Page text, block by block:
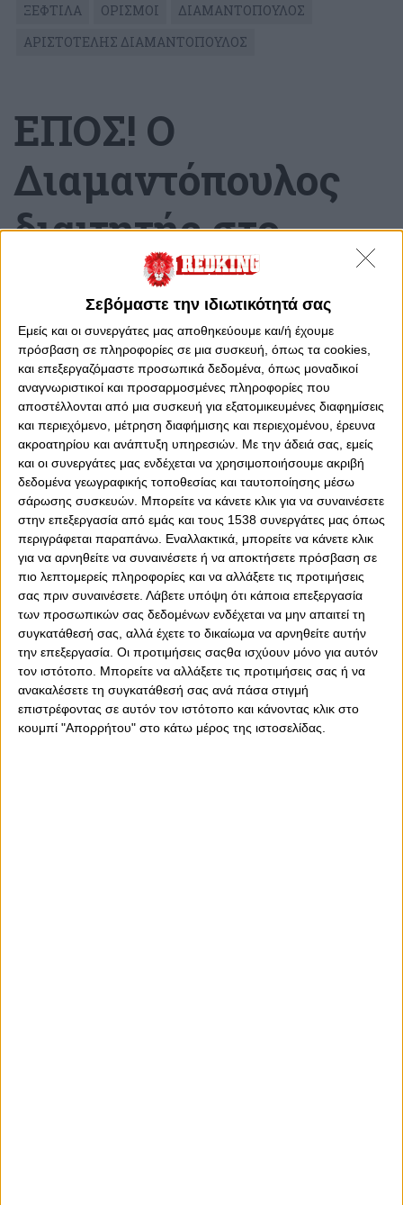
Σεβόμαστε την ιδιωτικότητά σας
Εμείς και οι συνεργάτες μας αποθηκεύουμε και/ή έχουμε
πρόσβαση σε πληροφορίες σε μια συσκευή, όπως τα cookies,
και επεξεργαζόμαστε προσωπικά δεδομένα, όπως μοναδικοί
αναγνωριστικοί και προσαρμοσμένες πληροφορίες που
αποστέλλονται από μια συσκευή για εξατομικευμένες διαφημίσεις
και περιεχόμενο, μέτρηση διαφήμισης και περιεχομένου, έρευνα
ακροατηρίου και ανάπτυξη υπηρεσιών. Με την άδειά σας, εμείς
και οι συνεργάτες μας ενδέχεται να χρησιμοποιήσουμε ακριβή
δεδομένα γεωγραφικής τοποθεσίας και ταυτοποίησης μέσω
σάρωσης συσκευών. Μπορείτε να κάνετε κλικ για να συναινέσετε
στην επεξεργασία από εμάς και τους 1538 συνεργάτες μας όπως
περιγράφεται παραπάνω. Εναλλακτικά, μπορείτε να κάνετε κλικ
για να αρνηθείτε να συναινέσετε ή να αποκτήσετε πρόσβαση σε
πιο λεπτομερείς πληροφορίες και να αλλάξετε τις προτιμήσεις
σας πριν συναινέσετε. Λάβετε υπόψη ότι κάποια επεξεργασία
των προσωπικών σας δεδομένων ενδέχεται να μην απαιτεί τη
συγκατάθεσή σας, αλλά έχετε το δικαίωμα να αρνηθείτε αυτήν
την επεξεργασία. Οι προτιμήσεις σαςθα ισχύουν μόνο για αυτόν
τον ιστότοπο. Μπορείτε να αλλάξετε τις προτιμήσεις σας ή να
ανακαλέσετε τη συγκατάθεσή σας ανά πάσα στιγμή
επιστρέφοντας σε αυτόν τον ιστότοπο και κάνοντας κλικ στο
κουμπί "Απορρήτου" στο κάτω μέρος της ιστοσελίδας.
ΞΕΦΤΙΛΑ
ΟΡΙΣΜΟΙ
ΔΙΑΜΑΝΤΟΠΟΥΛΟΣ
ΑΡΙΣΤΟΤΕΛΗΣ ΔΙΑΜΑΝΤΟΠΟΥΛΟΣ
ΕΠΟΣ! Ο
Διαμαντόπουλος
διαιτητής στο
Ηράκλειο!
0 0
Έναν διαιτητή, ο οποίος συστηματικά αδικεί τον
Ολυμπιακό με τις λάθος αποφάσεις του και είναι το
αγαπημένο «παιδί» της ΑΕΚ. όρισε η «εξυγίανση» στο
ΟΦΗ-Ολυμπιακός. O λόγος για τον Αριστοτέλη
Διαμαντόπουλο. Η «εξυγίανση» η οποία έχει συστηματικά
βάλει απέναντι τον Θρύλο, μεταξύ άλλων και διαιτητικά.